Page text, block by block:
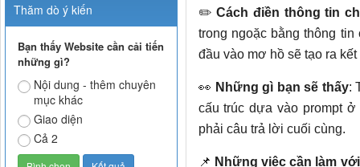
✏️Cách điền thông tin
trong ngoặc bằng thông
đầu vào mơ hồ sẽ tạo ra
👀 Những gì bạn sẽ thấy:
cấu trúc dựa vào prompt
phải câu trả lời cuối cùng.
📌 Những việc cần làm
Thăm dò ý kiến
Bạn thấy Website cần cải tiến
những gì?
Nội dung - thêm chuyên
mục khác
Giao diện
Cả 2